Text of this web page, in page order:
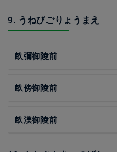
9. うねびごりょうまえ
畝彌御陵前
畝傍御陵前
畝渼御陵前